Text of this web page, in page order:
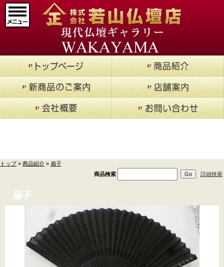
マインドアルテ(9)
メモリアルジュエリ
ー(20)
現代仏壇 廃盤品現品セ
ール(14)
仏具->
寺院用具->
厨子
(4)
密教用具->(3)
お線香->(16)
トップ» 商品紹介 » 扇子
商品検索
詳細検索
扇子